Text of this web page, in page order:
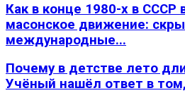
Как в конце 1980-х в СССР
масонское движение:
международные...
Почему в детстве лето
Учёный нашёл ответ в